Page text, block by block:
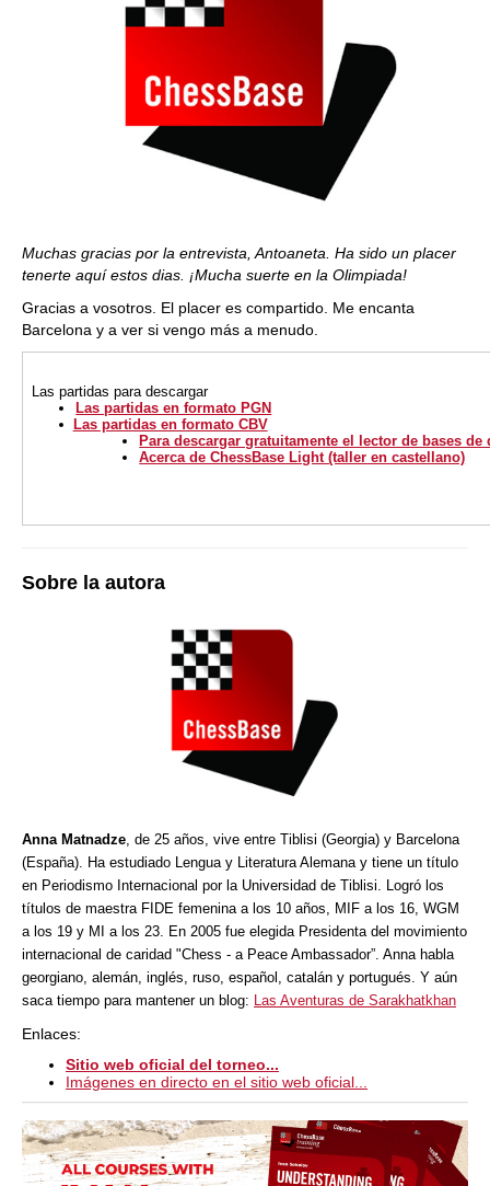
Muchas gracias por la entrevista, Antoaneta. Ha sido un placer
tenerte aquí estos dias. ¡Mucha suerte en la Olimpiada!
Gracias a vosotros. El placer es compartido. Me encanta
Barcelona y a ver si vengo más a menudo.
Las partidaspara descargar
Las partidas en formato PGN
Las partidas en formato CBV
Para descargar gratuitamente el lector de bases de
Acerca de ChessBase Light (taller en castellano)
Sobre la autora
Anna Matnadze, de 25 años, vive entre Tiblisi (Georgia) y Barcelona
(España). Ha estudiado Lengua y Literatura Alemana y tiene un título
en Periodismo Internacional por la Universidad de Tiblisi. Logró los
títulos de maestra FIDE femenina a los 10 años, MIF a los 16, WGM
a los 19 y MI a los 23. En 2005 fue elegida Presidenta del movimiento
internacional de caridad "Chess - a Peace Ambassador”. Anna habla
georgiano, alemán, inglés, ruso, español, catalán y portugués. Y aún
saca tiempo para mantener un blog: Las Aventuras de Sarakhatkhan
Enlaces:
Sitio web oficial del torneo...
Imágenes en directo en el sitio web oficial...